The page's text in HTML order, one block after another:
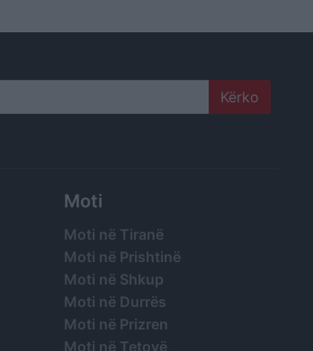
Moti
Moti në Tiranë
Moti në Prishtinë
Moti në Shkup
Moti në Durrës
Moti në Prizren
Moti në Tetovë